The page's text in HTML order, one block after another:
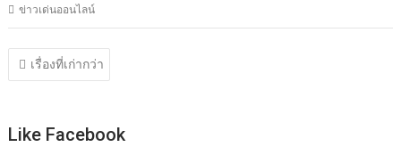
ข่าวเด่นออนไลน์
แนะแนว
เรื่อง
เรื่องที่เก่ากว่า
Like Facebook